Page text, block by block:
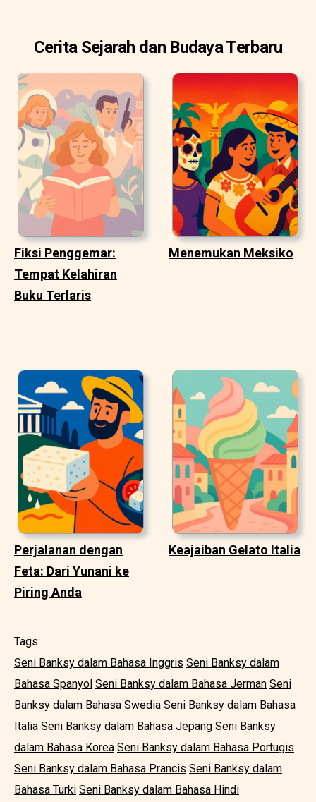
Cerita Sejarah dan Budaya Terbaru
Fiksi Penggemar:
Tempat Kelahiran
Buku Terlaris
Menemukan Meksiko
Perjalanan dengan
Feta: Dari Yunani ke
Piring Anda
Keajaiban Gelato Italia
Tags:
Seni Banksy dalam Bahasa Inggris Seni Banksy dalam
Bahasa Spanyol Seni Banksy dalam Bahasa Jerman Seni
Banksy dalam Bahasa Swedia Seni Banksy dalam Bahasa
Italia Seni Banksy dalam Bahasa Jepang Seni Banksy
dalam Bahasa Korea Seni Banksy dalam Bahasa Portugis
Seni Banksy dalam Bahasa Prancis Seni Banksy dalam
Bahasa Turki Seni Banksy dalam Bahasa Hindi